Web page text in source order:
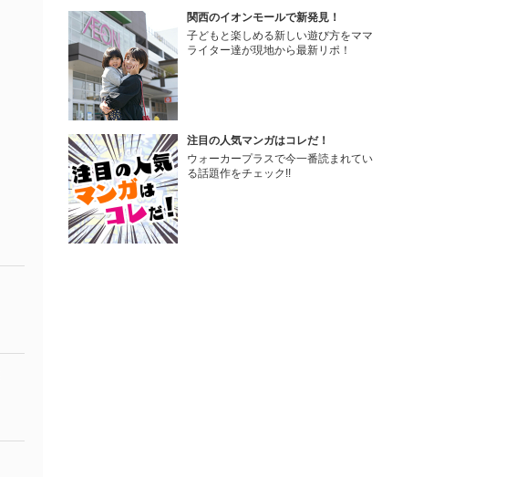
関西のイオンモールで新発見！
子どもと楽しめる新しい遊び方をママ
ライター達が現地から最新リポ！
注目の人気マンガはコレだ！
ウォーカープラスで今一番読まれてい
る話題作をチェック!!